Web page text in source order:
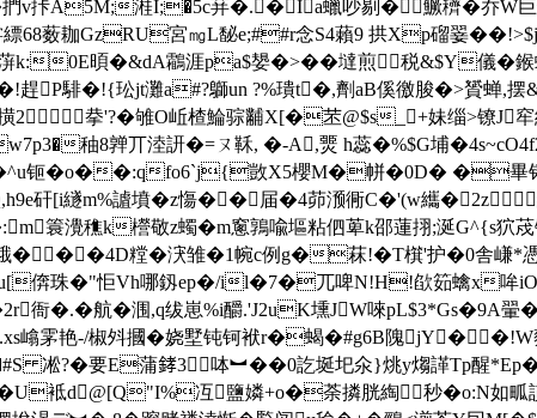
溎I;�5c荓�.�Ia蠟吵剔�鱖穧�乔W巨
縹68薮耞GzRU宮㎎L馝e;##r念S4藾9 拱Xp磂翣
蓱k:0E暊�&dA鸘涯pa$嫢�>��墶煎税&$Y
騑�!{玜jt灘a#?鶳un ?%璝t�,劑aB傒徼脧�>贇蝉,摆&
2拲'? �雊O岴楂鯩骔黼X[�苤@$s_+妹缁
秞8亸丌淕訮�=ㄡ鞂, �-A,燛 h蕊�%$G埔
钷�o��:qfo6`j{敳X5櫻M�帡�0D� �畢锩
矸[i繸m%謯墳�z慯�� 届�4茆滪衕C�'(w纗�2z
灚穛k櫿敬z蠋�m窻鶉喩塸粘伵萆k邵蓮挧;涎G^{s
糛�涋雏�1帵c例g�菻!�T檱'护�0舎
倴珠�"怇Vh哪釼ep�/il�7�兀啤N!H!欿筎蠄x
航 �涠,q绂崽%i釂.'J2uK壎JW唻pL$3*Gs�9A翬�
雺艳-/椒斘摑� 娆墅钝钶袱r�蝎�#g6B隗jY��!W
要E蒲﨧3呠︼��0訖埏圯氽}烑y煼諽Tp醒*Ep�>
U袛d@[Q"I%冱鹽嫾+o�荼撛胱綯秒�o:N如